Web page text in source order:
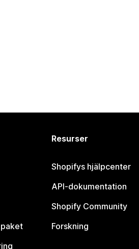
Resurser
Shopifys hjälpcenter
API-dokumentation
Shopify Community
Forskning